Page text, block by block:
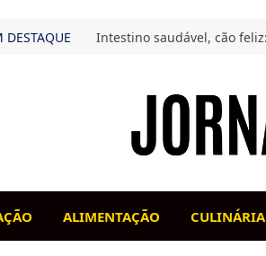
DESTAQUE
ALIMENTAÇÃO CULINÁRIA